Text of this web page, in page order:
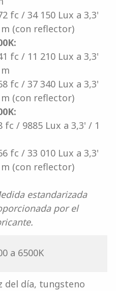
fc / 34 150 Lux a 3,3'
(con reflector)
fc / 11 210 Lux a 3,3'
fc / 37 340 Lux a 3,3'
(con reflector)
fc / 9885 Lux a 3,3' / 1
fc / 33 010 Lux a 3,3'
(con reflector)
estandarizada
por el
a 6500K
del día, tungsteno